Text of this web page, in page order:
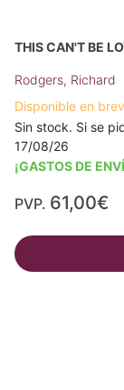
THIS CAN'T BE
Rodgers, Richard
Disponible en
Sin stock. Si se
17/08/26
¡GASTOS DE
PVP. 61,00€